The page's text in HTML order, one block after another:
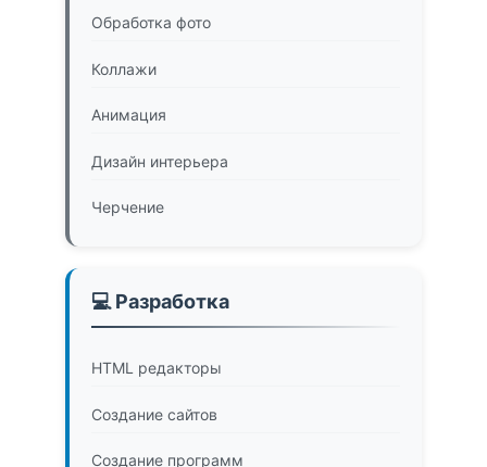
Обработка фото
Коллажи
Анимация
Дизайн интерьера
Черчение
💻 Разработка
HTML редакторы
Создание сайтов
Создание программ